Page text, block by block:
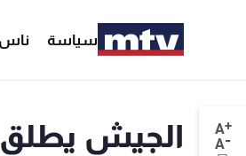
سياسة ناس
A+
A-
الجيش يطلق